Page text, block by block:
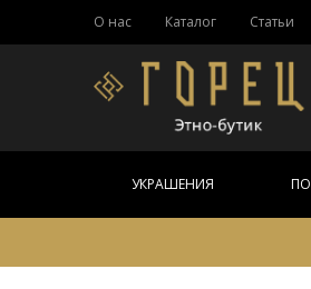
О нас Каталог Статьи
УКРАШЕНИЯ